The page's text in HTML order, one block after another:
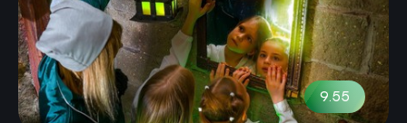
9.55